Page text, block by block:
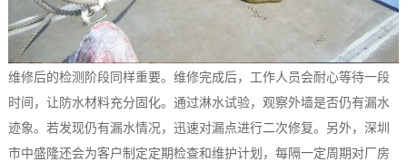
维修后的检测阶段同样重要。维修完成后，工作人员会耐心等待一段
时间，让防水材料充分固化。通过淋水试验，观察外墙是否仍有漏水
迹象。若发现仍有漏水情况，迅速对漏点进行二次修复。另外，深圳
市中盛隆还会为客户制定定期检查和维护计划，每隔一定周期对厂房